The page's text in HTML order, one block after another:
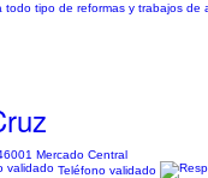
todo tipo de reformas y trabajos
Mercado Central
Teléfono validado